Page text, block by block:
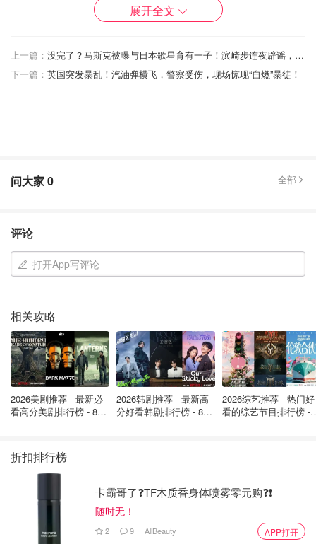
图片来自于@meidastouch ，版权属于原作者
起来差点就要摔倒，好在川普反应还算快，一把抓住了旁边
的扶手，才稳住了身形。
登上空军一号的舷梯时，接连摔倒了三次，当时白宫方面解
释说是“风太大了，总统的身体百分百没事”。
当时川普说：
“我今天看到拜登在阶梯上摔倒，我想说，我没有输给他，我们
当初的言论，如今的“回旋镖”😂，出来混，迟早是要还的
展开全文
上一篇：
没完了？马斯克被曝与日本歌星育有一子！滨崎步连夜辟谣，别来沾边！
下一篇： 英国突发暴乱！汽油弹横飞，警察受伤，现场惊现“自燃”暴徒！
问大家0 全部
评论
打开App写评论
相关攻略
2026美剧推荐 - 最新必
看高分美剧排行榜 - 8月
2026韩剧推荐 - 最新高
分好看韩剧排行榜 - 8月
2026综艺推荐 - 热门好
看的综艺节目排行榜 -
折扣排行榜
卡霸哥了❓TF木质香身体喷雾零元购❓❗
随时无！
2 9 AllBeauty APP打开